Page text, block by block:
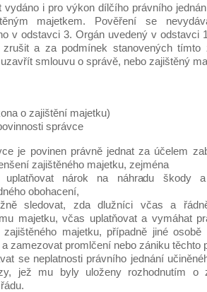
vydáno i pro výkon dílčího právního
majetkem. Pověření se
v odstavci 3. Orgán uvedený v odstavci
zrušit a za podmínek stanovených tímto
smlouvu o správě, nebo zajištěný
o zajištění majetku)
správce
je povinen právně jednat za účelem
zajištěného majetku, zejména
nárok na náhradu škody
obohacení,
sledovat, zda dlužníci včas a
majetku, včas uplatňovat a vymáhat
zajištěného majetku, případně jiné
a zamezovat promlčení nebo zániku těchto
se neplatnosti právního jednání
jež mu byly uloženy rozhodnutím o